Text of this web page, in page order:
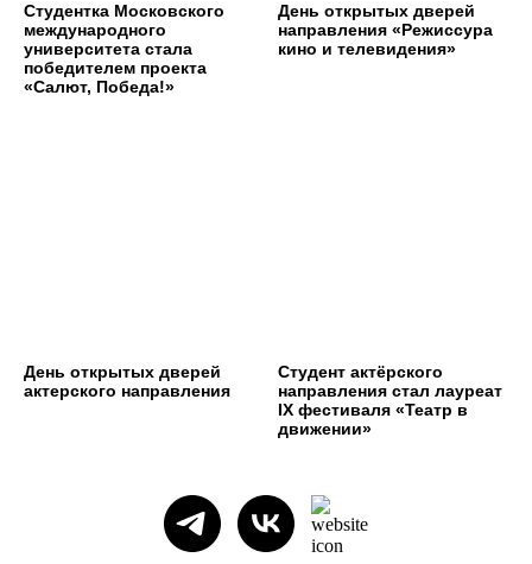
Студентка Московского
международного
университета стала
победителем проекта
«Салют, Победа!»
День открытых дверей
направления «Режиссура
кино и телевидения»
День открытых дверей
актерского направления
Студент актёрского
направления стал лауреат
IX фестиваля «Театр в
движении»